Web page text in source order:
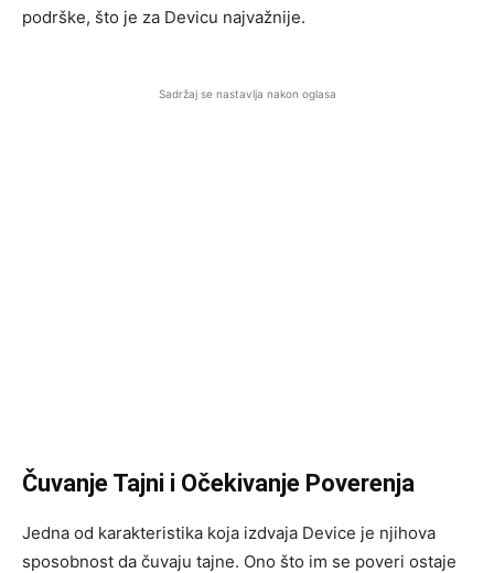
podrške, što je za Devicu najvažnije.
Sadržaj se nastavlja nakon oglasa
Čuvanje Tajni i Očekivanje Poverenja
Jedna od karakteristika koja izdvaja Device je njihova
sposobnost da čuvaju tajne. Ono što im se poveri ostaje